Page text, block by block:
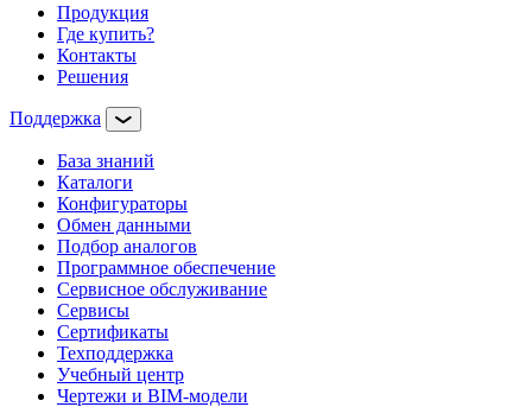
Продукция
Где купить?
Контакты
Решения
Поддержка
База знаний
Каталоги
Конфигураторы
Обмен данными
Подбор аналогов
Программное обеспечение
Сервисное обслуживание
Сервисы
Сертификаты
Техподдержка
Учебный центр
Чертежи и BIM-модели